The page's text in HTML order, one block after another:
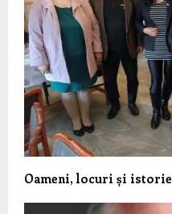
Oameni, locuri și istorie